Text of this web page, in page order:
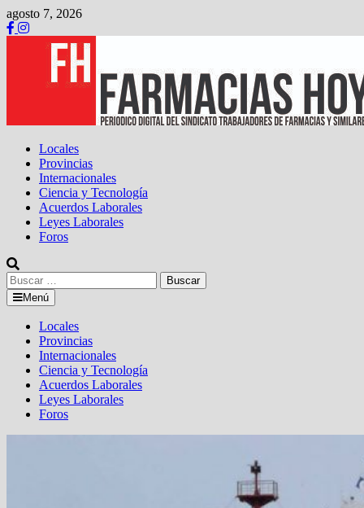
Saltar
al
contenido
agosto 7, 2026
Locales
Provincias
Internacionales
Ciencia y Tecnología
Acuerdos Laborales
Leyes Laborales
Foros
Buscar:
Menú
Locales
Provincias
Internacionales
Ciencia y Tecnología
Acuerdos Laborales
Leyes Laborales
Foros